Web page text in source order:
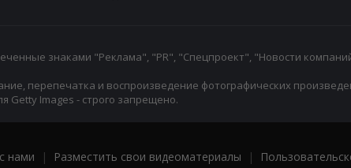
знаками "Реклама", "PR", "Спецпроект", "Новости
перепечатка и воспроизведение фотографических
Getty Images - строго запрещено.
нами | Разместить свои видеоматериалы |